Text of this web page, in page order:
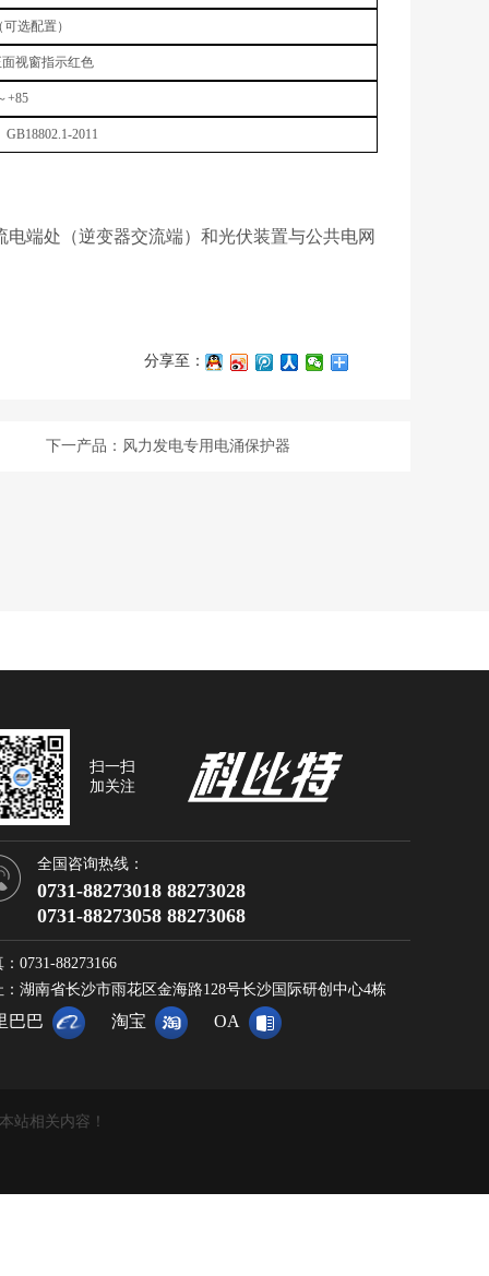
选配置）
视窗指示红色
+85
GB18802.1-2011
端处（逆变器交流端）和光伏装置与公共电网
分享至：
下一产品：风力发电专用电涌保护器
扫一扫
加关注
全国咨询热线：
0731-88273018 88273028
0731-88273058 88273068
0731-88273166
：湖南省长沙市雨花区金海路128号长沙国际研创中心4栋
巴巴 淘宝 OA
站相关内容！